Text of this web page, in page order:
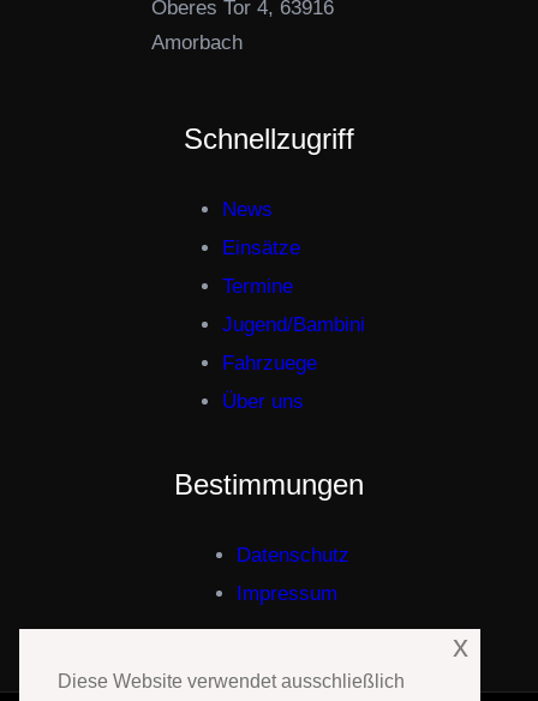
Oberes Tor 4, 63916
Amorbach
Schnellzugriff
News
Einsätze
Termine
Jugend/Bambini
Fahrzuege
Über uns
Bestimmungen
Datenschutz
Impressum
Diese Website verwendet ausschließlich
x